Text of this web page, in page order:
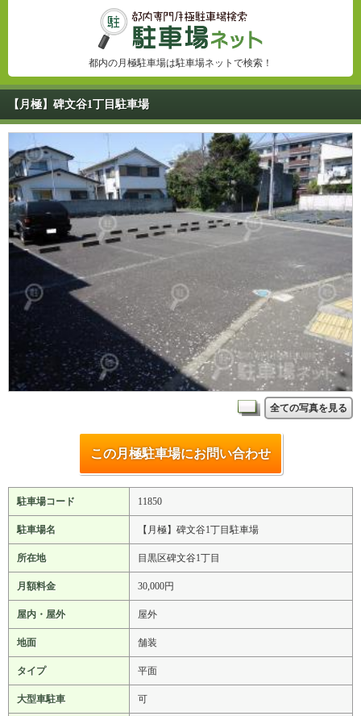
都内の月極駐車場は駐車場ネットで検索！
【月極】碑文谷1丁目駐車場
全ての写真を見る
この月極駐車場にお問い合わせ
駐車場コード 11850
駐車場名 【月極】碑文谷1丁目駐車場
所在地 目黒区碑文谷1丁目
月額料金 30,000円
屋内・屋外 屋外
地面 舗装
タイプ 平面
大型車駐車 可